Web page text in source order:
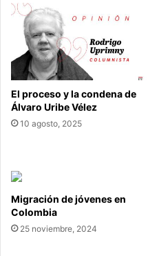
El proceso y la condena de
Álvaro Uribe Vélez
10 agosto, 2025
Migración de jóvenes en
Colombia
25 noviembre, 2024